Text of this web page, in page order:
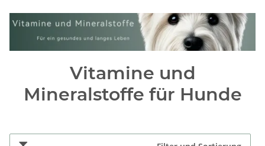
Vitamine und
Mineralstoffe für Hunde